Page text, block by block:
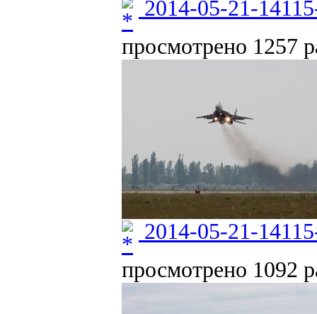
2014-05-21-
просмотрено 1257
2014-05-21-
просмотрено 1092